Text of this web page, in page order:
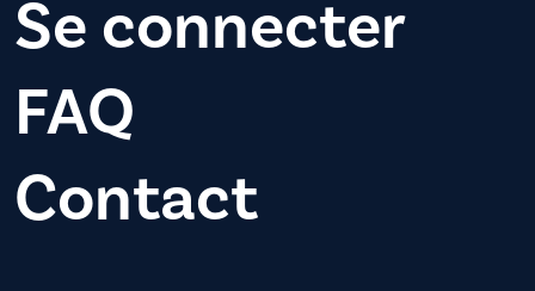
Se connecter
FAQ
Contact